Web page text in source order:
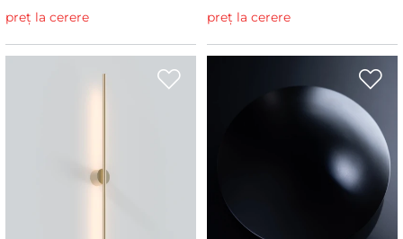
preț la cerere preț la cerere